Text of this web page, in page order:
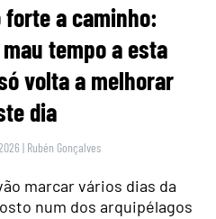
forte a caminho:
tempo a esta
volta a melhorar
dia
| Rubén Gonçalves
marcar vários dias da
num dos arquipélagos